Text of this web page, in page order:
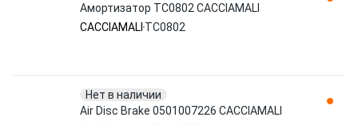
Амортизатор TC0802 CACCIAMALI
CACCIAMALI TC0802
Нет в наличии
Air Disc Brake 0501007226 CACCIAMALI